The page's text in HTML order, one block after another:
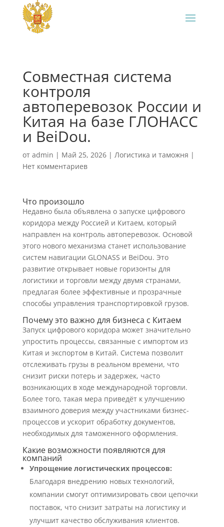
Совместная система
контроля
автоперевозок России и
Китая на базе ГЛОНАСС
и BeiDou.
от admin | Май 25, 2026| Логистика и таможня |
Нет комментариев
Что произошло
Недавно была объявлена о запуске цифрового
коридора между Россией и Китаем, который
направлен на контроль автоперевозок. Основой
этого нового механизма станет использование
систем навигации GLONASS и BeiDou. Это
развитие открывает новые горизонты для
логистики и торговли между двумя странами,
предлагая более эффективные и прозрачные
способы управления транспортировкой грузов.
Почему это важно для бизнеса с Китаем
Запуск цифрового коридора может значительно
упростить процессы, связанные с импортом из
Китая и экспортом в Китай. Система позволит
отслеживать грузы в реальном времени, что
снизит риски потерь и задержек, часто
возникающих в ходе международной торговли.
Более того, такая мера приведёт к улучшению
взаимного доверия между участниками бизнес-
процессов и ускорит обработку документов,
необходимых для таможенного оформления.
Какие возможности появляются для
компаний
Упрощение логистических процессов:
Благодаря внедрению новых технологий,
компании смогут оптимизировать свои цепочки
поставок, что снизит затраты на логистику и
улучшит качество обслуживания клиентов.